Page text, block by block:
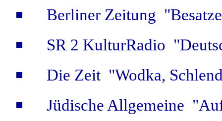
Berliner Zeitung
SR 2 KulturRadio
Die Zeit "Wodka,
Jüdische Allgemeine